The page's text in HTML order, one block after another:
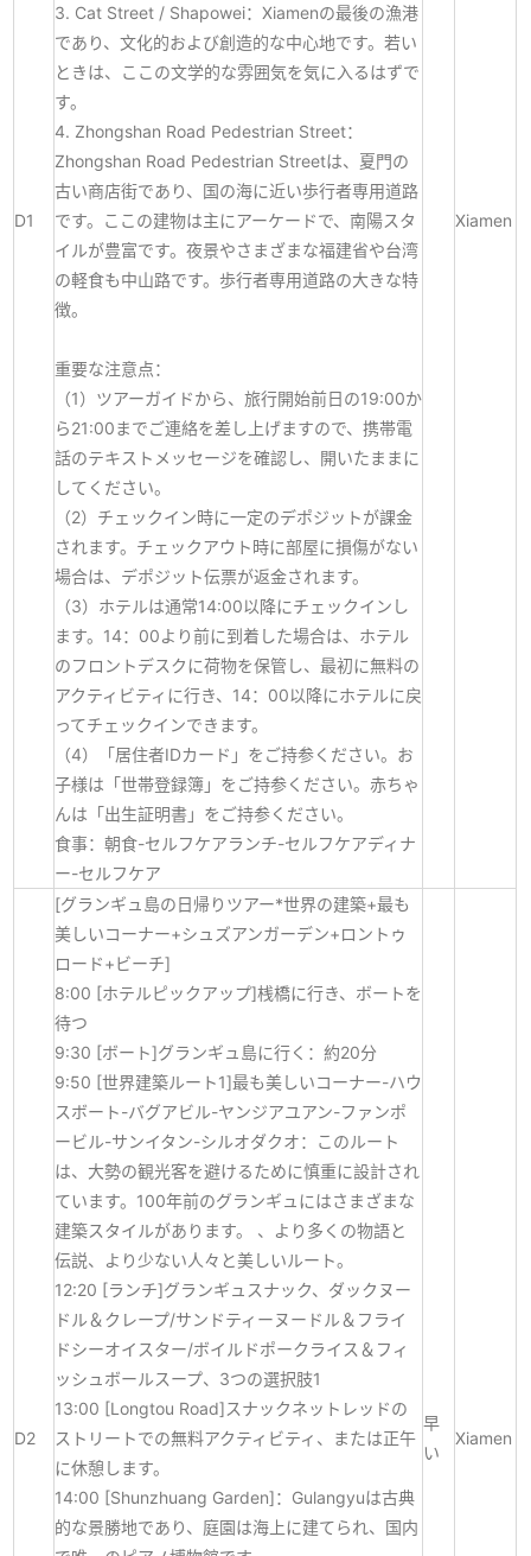
D1
3. Cat Street / Shapowei：Xiamenの最後の漁港
であり、文化的および創造的な中心地です。若い
ときは、ここの文学的な雰囲気を気に入るはずで
す。
4. Zhongshan Road Pedestrian Street：
Zhongshan Road Pedestrian Streetは、夏門の
古い商店街であり、国の海に近い歩行者専用道路
です。ここの建物は主にアーケードで、南陽スタ
イルが豊富です。夜景やさまざまな福建省や台湾
の軽食も中山路です。歩行者専用道路の大きな特
徴。
重要な注意点：
（1）ツアーガイドから、旅行開始前日の19:00か
ら21:00までご連絡を差し上げますので、携帯電
話のテキストメッセージを確認し、開いたままに
してください。
（2）チェックイン時に一定のデポジットが課金
されます。チェックアウト時に部屋に損傷がない
場合は、デポジット伝票が返金されます。
（3）ホテルは通常14:00以降にチェックインし
ます。14：00より前に到着した場合は、ホテル
のフロントデスクに荷物を保管し、最初に無料の
アクティビティに行き、14：00以降にホテルに戻
ってチェックインできます。
（4）「居住者IDカード」をご持参ください。お
子様は「世帯登録簿」をご持参ください。赤ちゃ
んは「出生証明書」をご持参ください。
食事：朝食-セルフケアランチ-セルフケアディナ
ー-セルフケア
Xiamen
D2
[グランギュ島の日帰りツアー*世界の建築+最も
美しいコーナー+シュズアンガーデン+ロントゥ
ロード+ビーチ]
8:00 [ホテルピックアップ]桟橋に行き、ボートを
待つ
9:30 [ボート]グランギュ島に行く：約20分
9:50 [世界建築ルート1]最も美しいコーナー-ハウ
スボート-バグアビル-ヤンジアユアン-ファンポ
ービル-サンイタン-シルオダクオ：このルート
は、大勢の観光客を避けるために慎重に設計され
ています。100年前のグランギュにはさまざまな
建築スタイルがあります。 、より多くの物語と
伝説、より少ない人々と美しいルート。
12:20 [ランチ]グランギュスナック、ダックヌー
ドル＆クレープ/サンドティーヌードル＆フライ
ドシーオイスター/ボイルドポークライス＆フィ
ッシュボールスープ、3つの選択肢1
13:00 [Longtou Road]スナックネットレッドの
ストリートでの無料アクティビティ、または正午
に休憩します。
14:00 [Shunzhuang Garden]：Gulangyuは古典
的な景勝地であり、庭園は海上に建てられ、国内
早
い
Xiamen